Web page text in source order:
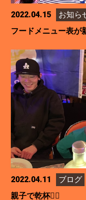
2022.04.15
お知ら
フードメニュー表が
2022.04.11
ブログ
親子で乾杯👍🏻